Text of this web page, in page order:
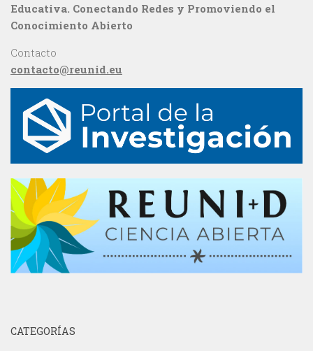
Educativa. Conectando Redes y Promoviendo el
Conocimiento Abierto
Contacto
contacto@reunid.eu
CATEGORÍAS